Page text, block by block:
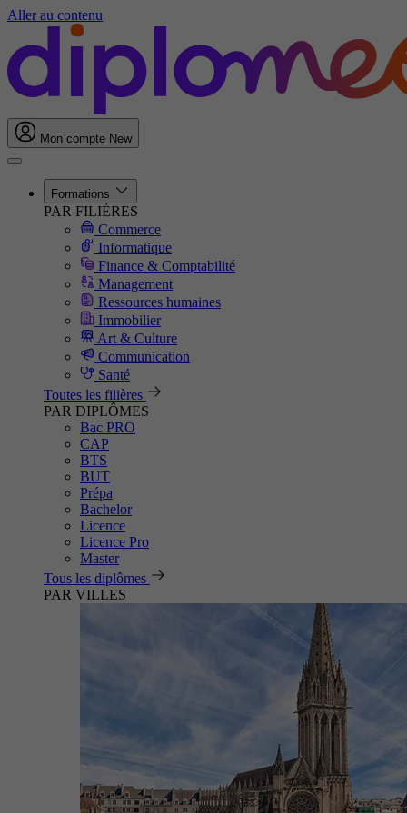
Aller au contenu
Mon compte New
Formations
PAR FILIÈRES
Commerce
Informatique
Finance & Comptabilité
Management
Ressources humaines
Immobilier
Art & Culture
Communication
Santé
Toutes les filières
PAR DIPLÔMES
Bac PRO
CAP
BTS
BUT
Prépa
Bachelor
Licence
Licence Pro
Master
Tous les diplômes
PAR VILLES